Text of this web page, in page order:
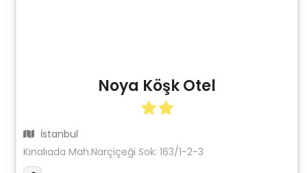
Noya Köşk Otel
İstanbul
Kınalıada Mah.Narçiçeği Sok: 163/1-2-3